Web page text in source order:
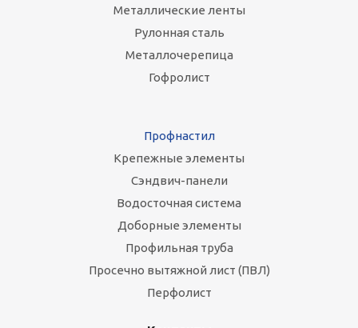
Металлические ленты
Рулонная сталь
Металлочерепица
Гофролист
Профнастил
Крепежные элементы
Сэндвич-панели
Водосточная система
Доборные элементы
Профильная труба
Просечно вытяжной лист (ПВЛ)
Перфолист